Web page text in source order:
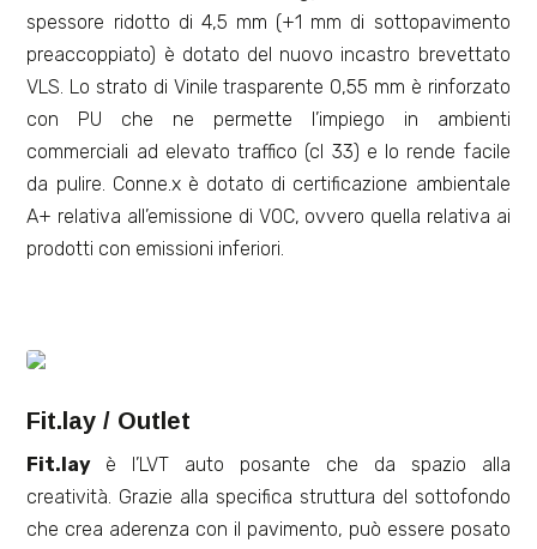
spessore ridotto di 4,5 mm (+1 mm di sottopavimento
preaccoppiato) è dotato del nuovo incastro brevettato
VLS. Lo strato di Vinile trasparente 0,55 mm è rinforzato
con PU che ne permette l’impiego in ambienti
commerciali ad elevato traffico (cl 33) e lo rende facile
da pulire. Conne.x è dotato di certificazione ambientale
A+ relativa all’emissione di VOC, ovvero quella relativa ai
prodotti con emissioni inferiori.
Fit.lay / Outlet
Fit.lay è l’LVT auto posante che da spazio alla
creatività. Grazie alla specifica struttura del sottofondo
che crea aderenza con il pavimento, può essere posato